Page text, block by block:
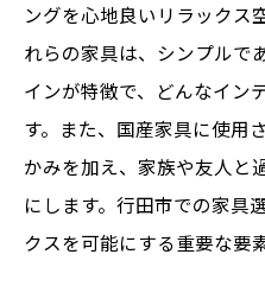
国産家具による
行田市でのパー
具
行田市の国産家具が
行田市での快適
ングを心地良いリラックス
れらの家具は、シンプルで
インが特徴で、どんなイン
す。また、国産家具に使用
かみを加え、家族や友人と
にします。行田市での家具
クスを可能にする重要な要